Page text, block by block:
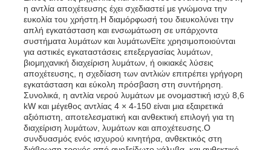
σετ γεννητριών ντίζελ
σύνολο γεννήτριας βενζίνης
Σετ Γεννήτριας Inverter
Φορητό σύνολο γεννήτριας
η αντλία αποχέτευσης έχει σχεδιαστεί με γνώμονα την
ευκολία του χρήστη.Η διαμόρφωσή του διευκολύνει την
απλή εγκατάσταση και ενσωμάτωση σε υπάρχοντα
συστήματα λυμάτων και λυμάτωνΕίτε χρησιμοποιούνται
για αστικές εγκαταστάσεις επεξεργασίας λυμάτων,
βιομηχανική διαχείριση λυμάτων, ή οικιακές λύσεις
αποχέτευσης, η σχεδίαση των αντλιών επιτρέπει γρήγορη
εγκατάσταση και εύκολη πρόσβαση στη συντήρηση.
Συνολικά, η αντλία νερού λυμάτων με ονομαστική ισχύ 8,6
kW και μέγεθος αντλίας 4 × 4-150 είναι μια εξαιρετικά
αξιόπιστη, αποτελεσματική και ανθεκτική επιλογή για τη
διαχείριση λυμάτων, λυμάτων και αποχέτευσης.Ο
συνδυασμός ενός ισχυρού κινητήρα, ανθεκτικός στη